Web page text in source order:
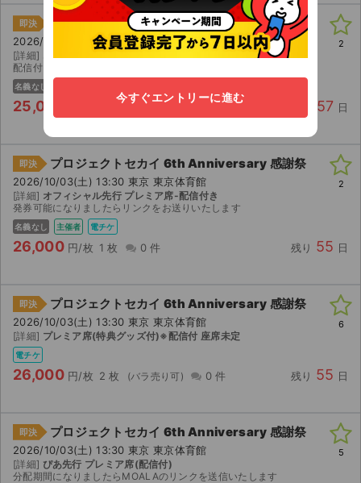
即決 プロジェクトセカイ 6th Anniversary 感謝祭
2026/10/04(日) 16:00 東京 東京体育館
[詳細]
オフィシャル先行 プレミア席
配信付き2連です
名義なし
25,000 2 枚 0 件 57 日
2
即決 プロジェクトセカイ 6th Anniversary 感謝祭
2026/10/03(土) 13:30 東京 東京体育館
[詳細] オフィシャル先行 プレミア席-配信付き
発券可能になりましたらリンクをお送りいたします
名義なし 主催者 電チケ
26,000 円/枚 1 枚 0 件 残り 55 日
2
即決 プロジェクトセカイ 6th Anniversary 感謝祭
2026/10/03(土) 13:30 東京 東京体育館
[詳細] プレミア席(特典グッズ付)※配信付 座席未定
電チケ
26,000 円/枚 2 枚 0 件 残り 55 日
6
即決 プロジェクトセカイ 6th Anniversary 感謝祭
2026/10/03(土) 13:30 東京 東京体育館
[詳細] ぴあ先行 プレミア席(配信付)
分配期間になりましたらMOALAのリンクを送信いたします
5
今すぐエントリーに進む